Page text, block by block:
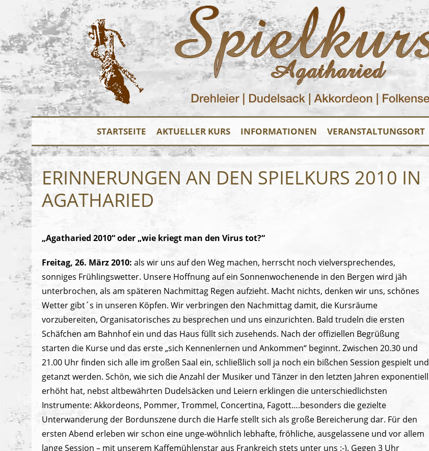
STARTSEITE AKTUELLER KURS INFORMATIONEN VERANSTALTUNGSORT
ERINNERUNGEN AN DEN SPIELKURS 2010 IN
AGATHARIED
„Agatharied 2010“ oder „wie kriegt man den Virus tot?“
Freitag, 26. März 2010: als wir uns auf den Weg machen, herrscht noch vielversprechendes,
sonniges Frühlingswetter. Unsere Hoffnung auf ein Sonnenwochenende in den Bergen wird jäh
unterbrochen, als am späteren Nachmittag Regen aufzieht. Macht nichts, denken wir uns, schönes
Wetter gibt´s in unseren Köpfen. Wir verbringen den Nachmittag damit, die Kursräume
vorzubereiten, Organisatorisches zu besprechen und uns einzurichten. Bald trudeln die ersten
Schäfchen am Bahnhof ein und das Haus füllt sich zusehends. Nach der offiziellen Begrüßung
starten die Kurse und das erste „sich Kennenlernen und Ankommen“ beginnt. Zwischen 20.30 und
21.00 Uhr finden sich alle im großen Saal ein, schließlich soll ja noch ein bißchen Session gespielt und
getanzt werden. Schön, wie sich die Anzahl der Musiker und Tänzer in den letzten Jahren exponentiell
erhöht hat, nebst altbewährten Dudelsäcken und Leiern erklingen die unterschiedlichsten
Instrumente: Akkordeons, Pommer, Trommel, Concertina, Fagott….besonders die gezielte
Unterwanderung der Bordunszene durch die Harfe stellt sich als große Bereicherung dar. Für den
ersten Abend erleben wir schon eine unge-wöhnlich lebhafte, fröhliche, ausgelassene und vor allem
lange Session – mit unserem Kaffemühlenstar aus Frankreich stets unter uns :-). Gegen 3 Uhr